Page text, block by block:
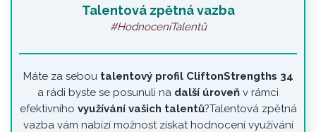
Talentová zpětná vazba
#HodnoceníTalentů
Máte za seboutalentový profil CliftonStrengths 34
a rádi byste se posunuli na další úroveň v rámci
efektivního využívání vašich talentů?Talentová zpětná
vazba vám nabízí možnost získat hodnocení využívání